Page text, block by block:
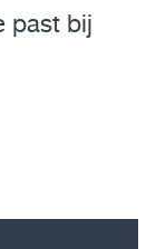
past bij